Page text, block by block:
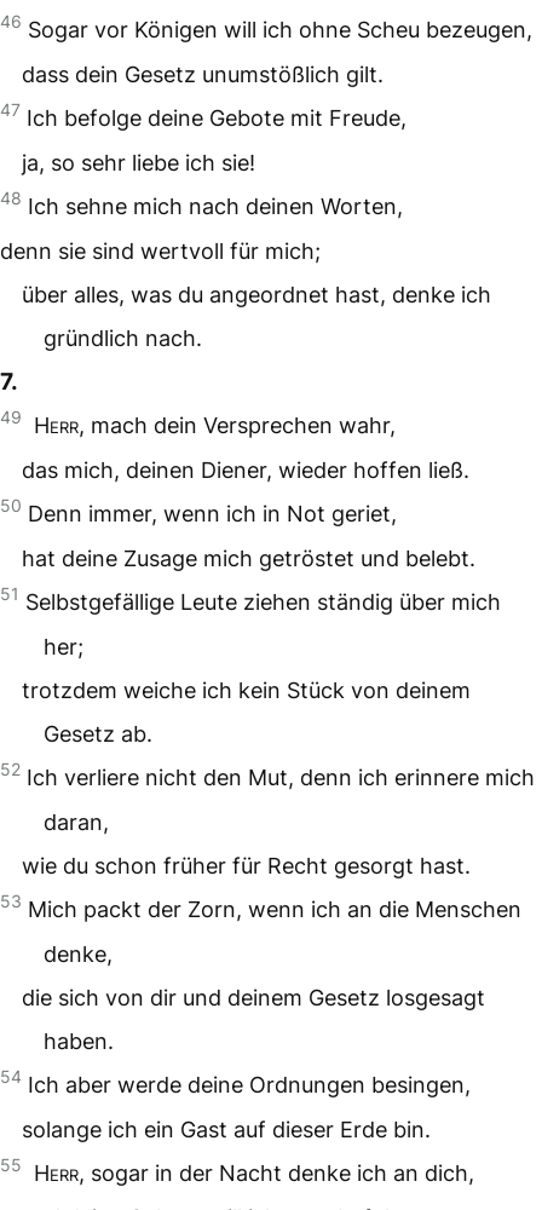
46 Sogar vor Königen will ich ohne Scheu bezeugen,
dass dein Gesetz unumstößlich gilt.
47 Ich befolge deine Gebote mit Freude,
ja, so sehr liebe ich sie!
48 Ich sehne mich nach deinen Worten,
denn sie sind wertvoll für mich;
über alles, was du angeordnet hast, denke ich
gründlich nach.
7.
49 Herr, mach dein Versprechen wahr,
das mich, deinen Diener, wieder hoffen ließ.
50 Denn immer, wenn ich in Not geriet,
hat deine Zusage mich getröstet und belebt.
51 Selbstgefällige Leute ziehen ständig über mich
her;
trotzdem weiche ich kein Stück von deinem
Gesetz ab.
52 Ich verliere nicht den Mut, denn ich erinnere mich
daran,
wie du schon früher für Recht gesorgt hast.
53 Mich packt der Zorn, wenn ich an die Menschen
denke,
die sich von dir und deinem Gesetz losgesagt
haben.
54 Ich aber werde deine Ordnungen besingen,
solange ich ein Gast auf dieser Erde bin.
55 Herr, sogar in der Nacht denke ich an dich,